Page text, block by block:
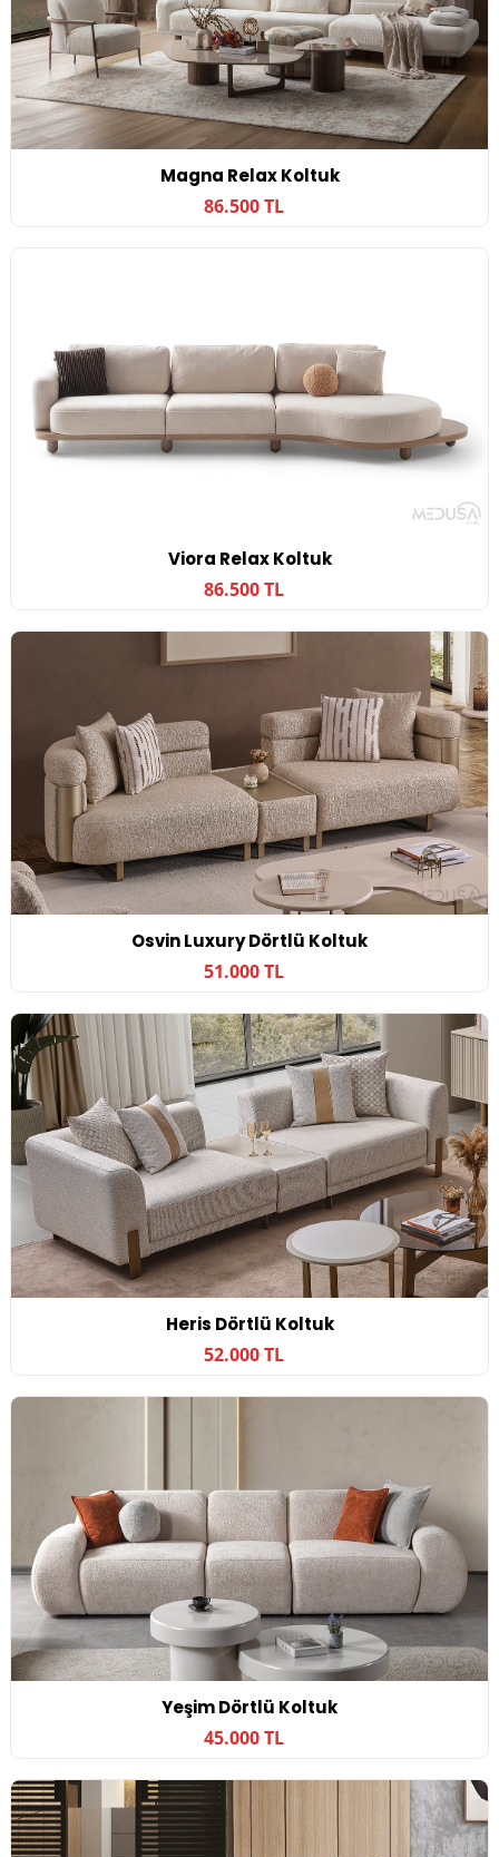
Magna Relax Koltuk
86.500 TL
Viora Relax Koltuk
86.500 TL
Osvin Luxury Dörtlü Koltuk
51.000 TL
Heris Dörtlü Koltuk
52.000 TL
Yeşim Dörtlü Koltuk
45.000 TL